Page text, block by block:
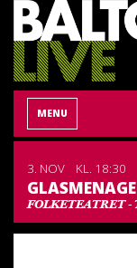
MENU
3. NOV KL. 18:30
FOLKETEATRET